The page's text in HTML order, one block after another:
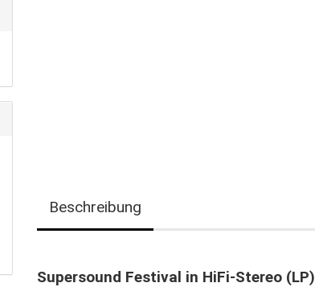
Beschreibung
Supersound Festival in HiFi-Stereo (LP)